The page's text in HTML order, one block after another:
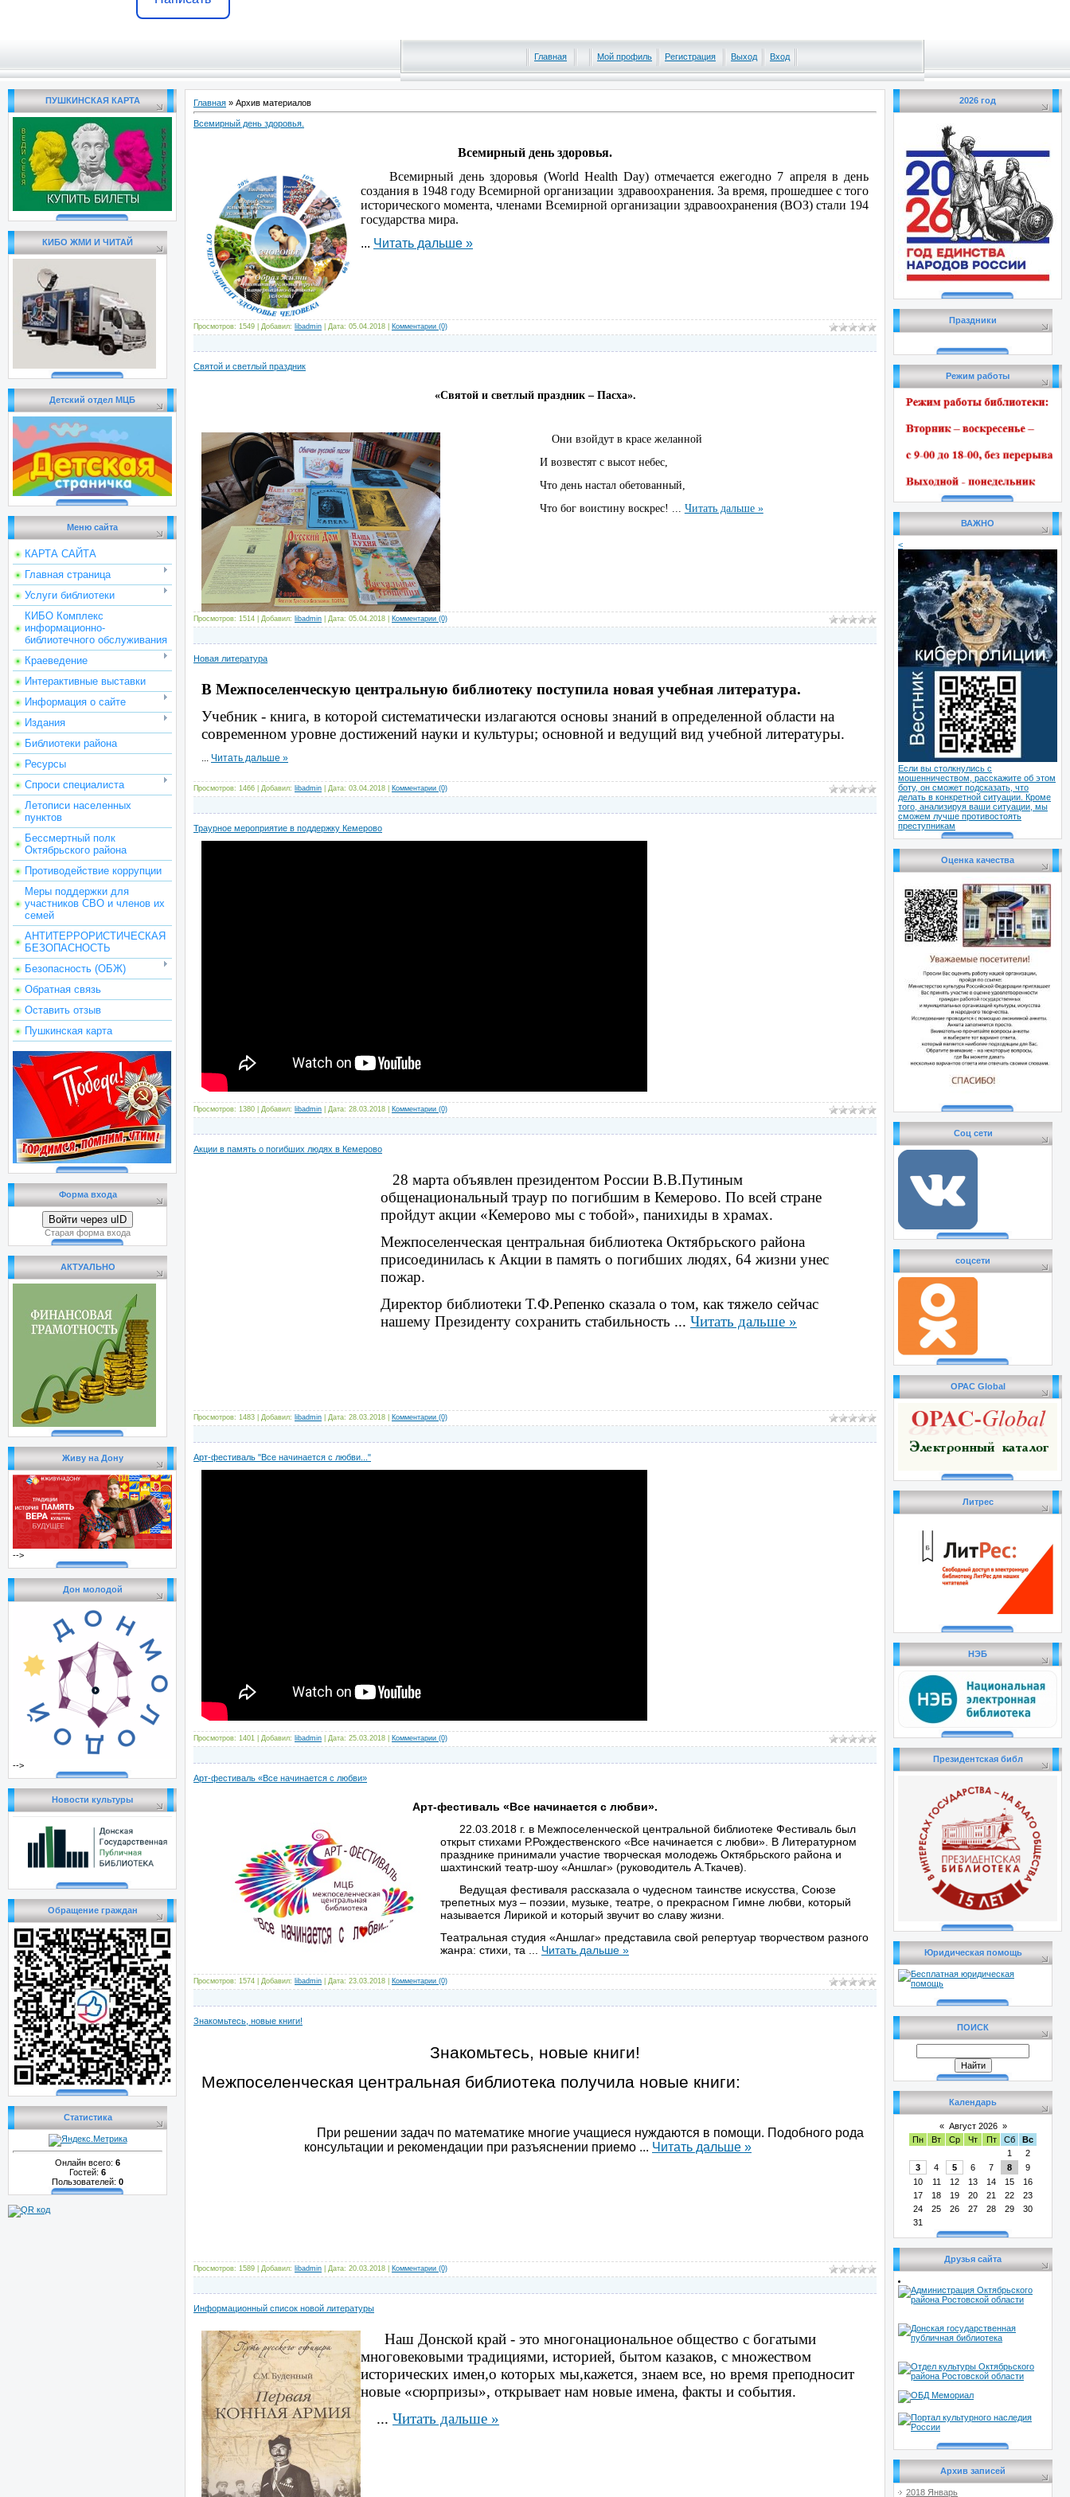
Главная Мой профиль Регистрация Выход Вход
ПУШКИНСКАЯ КАРТА
КИБО ЖМИ И ЧИТАЙ
Детский отдел МЦБ
Меню сайта
КАРТА САЙТА
Главная страница
Услуги библиотеки
КИБО Комплекс
информационно-
библиотечного обслуживания
Краеведение
Интерактивные выставки
Информация о сайте
Издания
Библиотеки района
Ресурсы
Спроси специалиста
Летописи населенных
пунктов
Бессмертный полк
Октябрьского района
Противодействие коррупции
Меры поддержки для
участников СВО и членов их
семей
АНТИТЕРРОРИСТИЧЕСКАЯ
БЕЗОПАСНОСТЬ
Безопасность (ОБЖ)
Обратная связь
Оставить отзыв
Пушкинская карта
Форма входа
Войти через uID
Старая форма входа
АКТУАЛЬНО
Живу на Дону
-->
Дон молодой
-->
Новости культуры
Обращение граждан
Статистика
Онлайн всего: 6
Гостей: 6
Пользователей: 0
Главная » Архив материалов
Всемирный день здоровья.
Всемирный день здоровья.
Всемирный день здоровья (World Health Day) отмечается ежегодно 7 апреля в день
создания в 1948 году Всемирной организации здравоохранения. За время, прошедшее с того
исторического момента, членами Всемирной организации здравоохранения (ВОЗ) стали 194
государства мира.
... Читать дальше »
Просмотров: 1549 | Добавил: libadmin | Дата: 05.04.2018 Комментарии (0)
Святой и светлый праздник
«Святой и светлый праздник – Пасха».
Они взойдут в красе желанной
И возвестят с высот небес,
Что день настал обетованный,
Что бог воистину воскрес!
Читать дальше »
Просмотров: 1514 | Добавил: libadmin | Дата: 05.04.2018 Комментарии (0)
Новая литература
В Межпоселенческую центральную библиотеку поступила новая учебная литература.
Учебник - книга, в которой систематически излагаются основы знаний в определенной области на
современном уровне достижений науки и культуры; основной и ведущий вид учебной литературы.
Читать дальше »
Просмотров: 1466 | Добавил: libadmin | Дата: 03.04.2018 Комментарии (0)
Траурное мероприятие в поддержку Кемерово
Просмотров: 1380 | Добавил: libadmin | Дата: 28.03.2018 Комментарии (0)
Акции в память о погибших людях в Кемерово
28 марта объявлен президентом России В.В.Путиным
общенациональный траур по погибшим в Кемерово. По всей стране
пройдут акции «Кемерово мы с тобой», панихиды в храмах.
Межпоселенческая центральная библиотека Октябрьского района
присоединилась к Акции в память о погибших людях, 64 жизни унес
пожар.
Директор библиотеки Т.Ф.Репенко сказала о том, как тяжело сейчас
нашему Президенту сохранить стабильность ... Читать дальше »
Просмотров: 1483 | Добавил: libadmin | Дата: 28.03.2018 Комментарии (0)
Арт-фестиваль "Все начинается с любви..."
Просмотров: 1401 | Добавил: libadmin | Дата: 25.03.2018 Комментарии (0)
Арт-фестиваль «Все начинается с любви»
Арт-фестиваль «Все начинается с любви».
22.03.2018 г. в Межпоселенческой центральной библиотеке Фестиваль был
открыт стихами Р.Рождественского «Все начинается с любви». В Литературном
празднике принимали участие творческая молодежь Октябрьского района и
шахтинский театр-шоу «Аншлаг» (руководитель А.Ткачев).
Ведущая фестиваля рассказала о чудесном таинстве искусства, Союзе
трепетных муз – поэзии, музыке, театре, о прекрасном Гимне любви, который
называется Лирикой и который звучит во славу жизни.
Театральная студия «Аншлаг» представила свой репертуар творчеством разного
жанра: стихи, та
Читать дальше »
Просмотров: 1574 | Добавил: libadmin | Дата: 23.03.2018 Комментарии (0)
Знакомьтесь, новые книги!
Знакомьтесь, новые книги!
Межпоселенческая центральная библиотека получила новые книги:
При решении задач по математике многие учащиеся нуждаются в помощи. Подоб­ного рода
консультации и рекомендации при разъяснении приемо ... Читать дальше »
Просмотров: 1589 | Добавил: libadmin | Дата: 20.03.2018 Комментарии (0)
Информационный список новой литературы
Наш Донской край - это многонациональное общество с богатыми
многовековыми традициями, историей, бытом казаков, с множеством
исторических имен,о которых мы,кажется, знаем все, но время преподносит
новые «сюрпризы», открывает нам новые имена, факты и события.
... Читать дальше »
2026 год
Праздники
Режим работы
ВАЖНО
<
Если вы столкнулись с
мошенничеством, расскажите об этом
боту, он сможет подсказать, что
делать в конкретной ситуации. Кроме
того, анализируя ваши ситуации, мы
сможем лучше противостоять
преступникам
Оценка качества
Соц сети
соцсети
OPAC Global
Литрес
НЭБ
Президентская библ
Юридическая помощь
ПОИСК
Календарь
« Август 2026 »
Пн
Вт Ср Чт Пт Сб
Вс
1
2
3
4 5 6 7 8
9
10
11 12 13 14 15
16
17
18 19 20 21 22
23
24
25 26 27 28 29
30
31
Друзья сайта
Архив записей
2018 Январь